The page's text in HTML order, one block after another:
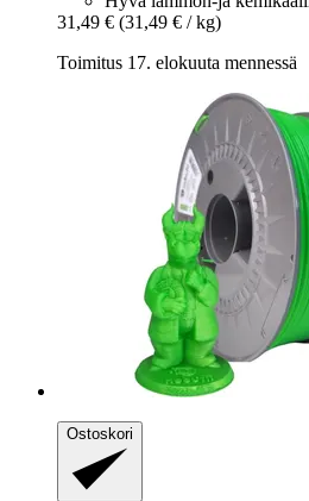
31,49 € (31,49 € / kg)
Toimitus 17. elokuuta mennessä
Ostoskori